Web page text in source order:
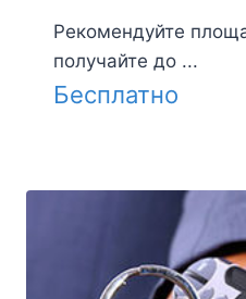
Рекомендуйте
получайте до ...
Бесплатно